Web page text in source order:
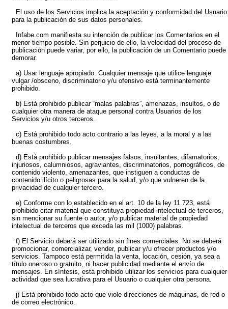
El uso de los Servicios implica la aceptación y conformidad del Usuario
para la publicación de sus datos personales.
Infabe.com manifiesta su intención de publicar los Comentarios en el
menor tiempo posible. Sin perjuicio de ello, la velocidad del proceso de
publicación puede variar, por ello, la publicación de un Comentario puede
demorar.
a) Usar lenguaje apropiado. Cualquier mensaje que utilice lenguaje
vulgar /obsceno, discriminatorio y/u ofensivo está terminantemente
prohibido.
b) Está prohibido publicar “malas palabras”, amenazas, insultos, o de
cualquier otra manera de ataque personal contra Usuarios de los
Servicios y/u otros terceros.
c) Está prohibido todo acto contrario a las leyes, a la moral y a las
buenas costumbres.
d) Está prohibido publicar mensajes falsos, insultantes, difamatorios,
injuriosos, calumniosos, agraviantes, discriminatorios, pornográficos, de
contenido violento, amenazantes, que instiguen a conductas de
contenido ilícito o peligrosas para la salud, y/o que vulneren de la
privacidad de cualquier tercero.
e) Conforme con lo establecido en el art. 10 de la ley 11.723, está
prohibido citar material que constituya propiedad intelectual de terceros,
sin mencionar su fuente o autor, y/o publicar material de propiedad
intelectual de terceros que exceda las mil (1000) palabras.
f) El Servicio deberá ser utilizado sin fines comerciales. No se deberá
promocionar, comercializar, vender, publicar y/u ofrecer productos y/o
servicios. Tampoco está permitida la venta, locación, cesión, ya sea a
título oneroso o gratuito, ni hacer publicidad mediante el envío de
mensajes. En síntesis, está prohibido utilizar los servicios para cualquier
actividad que sea lucrativa para el Usuario o cualquier otra persona.
j) Está prohibido todo acto que viole direcciones de máquinas, de red o
de correo electrónico.